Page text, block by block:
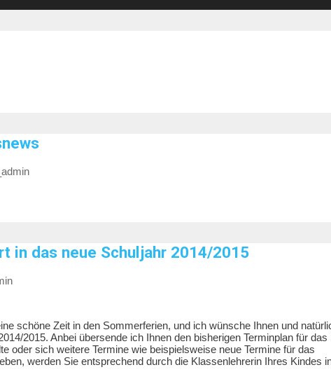
in das neue Schuljahr 2014/2015
schöne Zeit in den Sommerferien, und ich wünsche Ihnen und
2015. Anbei übersende ich Ihnen den bisherigen Terminplan für das
oder sich weitere Termine wie beispielsweise neue Termine für das
werden Sie entsprechend durch die Klassenlehrerin Ihres Kindes